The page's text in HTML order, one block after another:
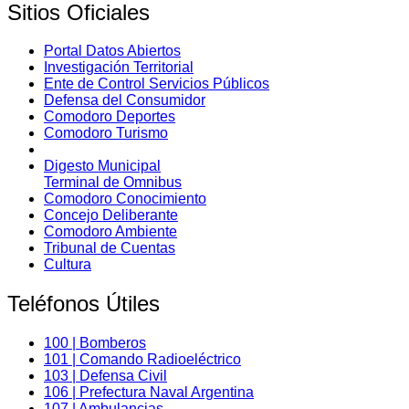
entradas
Sitios Oficiales
Portal Datos Abiertos
Investigación Territorial
Ente de Control Servicios Públicos
Defensa del Consumidor
Comodoro Deportes
Comodoro Turismo
Digesto Municipal
Terminal de Omnibus
Comodoro Conocimiento
Concejo Deliberante
Comodoro Ambiente
Tribunal de Cuentas
Cultura
Teléfonos Útiles
100 | Bomberos
101 | Comando Radioeléctrico
103 | Defensa Civil
106 | Prefectura Naval Argentina